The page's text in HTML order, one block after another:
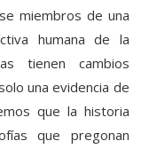
miembros de una
humana de la
tienen cambios
una evidencia de
que la historia
que pregonan